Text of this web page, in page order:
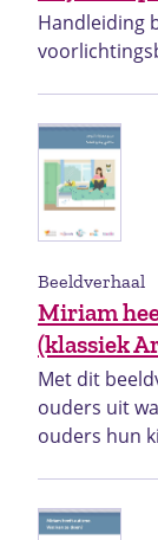
Handleiding
Miriam
(klassiek
Beeldverhaal
Met dit
ouders uit
ouders hun